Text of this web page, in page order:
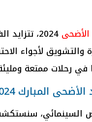
2024،
والتشويق لأجواء
في رحلات ممتعة
المبارك 2024
السينمائي،